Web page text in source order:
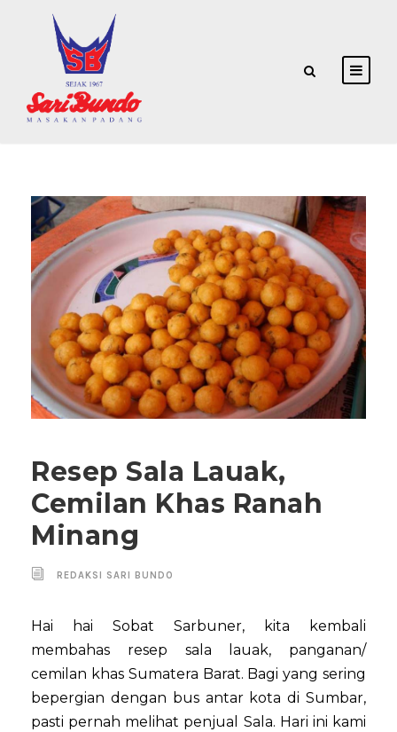
Resep Sala Lauak,
Cemilan Khas Ranah
Minang
REDAKSI SARI BUNDO
Hai hai Sobat Sarbuner, kita kembali
membahas resep sala lauak, panganan/
cemilan khas Sumatera Barat. Bagi yang sering
bepergian dengan bus antar kota di Sumbar,
pasti pernah melihat penjual Sala. Hari ini kami